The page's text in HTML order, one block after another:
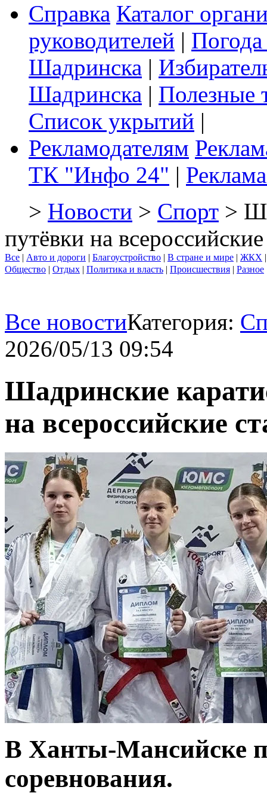
Справка Каталог
руководителей |
Шадринска |
Шадринска | Полезные
Список укрытий |
Рекламодателям
ТК "Инфо 24" |
> Новости > Спорт >
путёвки на
Все | Авто и дороги | Благоустройство | В стране и мире | ЖКХ
Общество | Отдых | Политика и власть | Происшествия | Разное
Все новостиКатегория:
2026/05/13 09:54
Шадринские
на всероссийские
В Ханты‑Мансийске
соревнования.